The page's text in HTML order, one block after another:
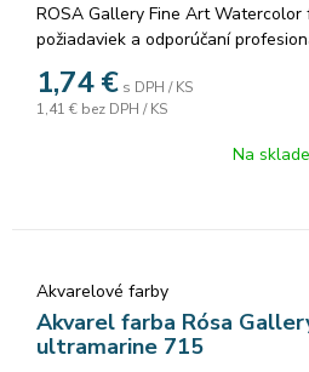
ROSA Gallery Fine Art
požiadaviek a odporúčaní
Akvarelové farby sú vyrábané z
vysoko kvalitných organických a
mletých pigmentov, ktorá zaisťuje
farby. Rosa akvarelové farby nám
1,74 € s DPH / KS
1,41 € bez DPH / KS
Na sklade
Akvarelové farby
Akvarel farba Rósa
ultramarine 715